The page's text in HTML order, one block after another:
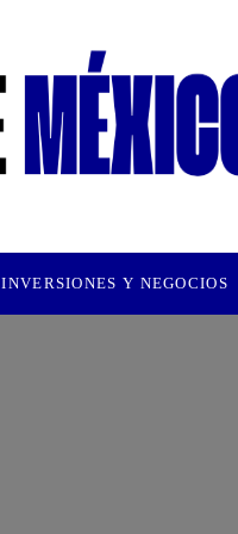
INVERSIONES Y NEGOCIOS